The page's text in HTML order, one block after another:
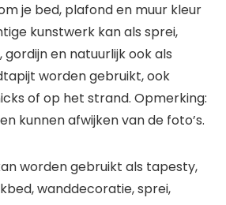
je bed, plafond en muur kleur
kunstwerk kan als sprei,
en natuurlijk ook als
worden gebruikt, ook
of op het strand. Opmerking:
kunnen afwijken van de foto’s.
worden gebruikt als tapesty,
wanddecoratie, sprei,